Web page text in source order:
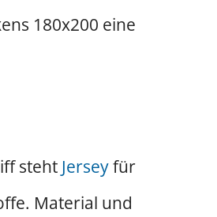
180x200 eine
steht Jerseyfür
Material und